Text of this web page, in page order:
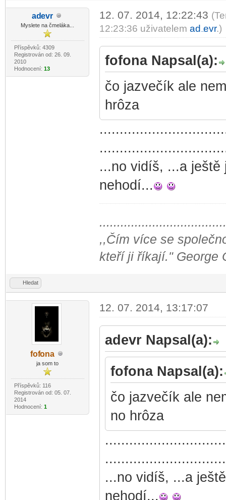
adevr
Myslete na čmeláka...
Příspěvků: 4309
Registrován od: 26. 09.
2010
Hodnocení: 13
12. 07. 2014, 12:22:43
12:23:36 uživatelem ad evr.)
fofona Napsal(a):
čo jazvečík ale
hrôza
...no vidíš, ...a ještě
nehodí...
,,Čím více se
kteří ji říkají." George
Hledat
fofona
ja som to
Příspěvků: 116
Registrován od: 05. 07.
2014
Hodnocení: 1
12. 07. 2014, 13:17:07
adevr Napsal(a):
fofona Napsal(a):
čo jazvečík ale
no hrôza
...no vidíš, ...a
nehodí...